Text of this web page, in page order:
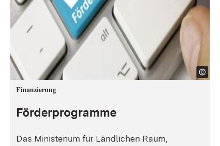
Finanzierung
Förderprogramme
Das Ministerium für Ländlichen Raum,